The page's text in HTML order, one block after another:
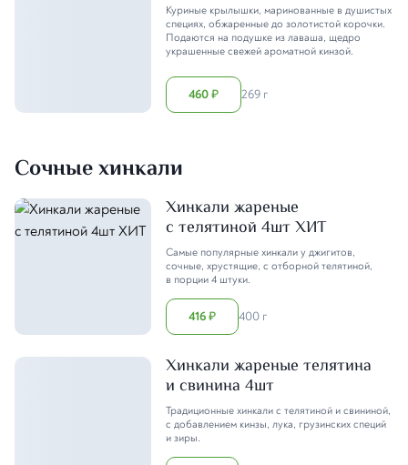
Куриные крылышки, маринованные в душистых
специях, обжаренные до золотистой корочки.
Подаются на подушке из лаваша, щедро
украшенные свежей ароматной кинзой.
460₽ 269 г
Сочные хинкали
Хинкали жареные
с телятиной 4шт ХИТ
Самые популярные хинкали у джигитов,
сочные, хрустящие, с отборной телятиной,
в порции 4 штуки.
416₽ 400 г
Хинкали жареные телятина
и свинина 4шт
Традиционные хинкали с телятиной и свининой,
с добавлением кинзы, лука, грузинских специй
и зиры.